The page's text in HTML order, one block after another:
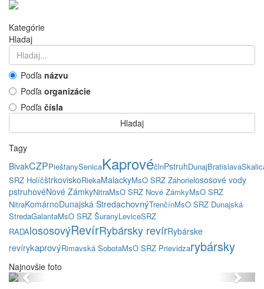
Kategórie
Hladaj
Podľa názvu
Podľa organizácie
Podľa čísla
Hladaj
Tagy
BivakCZPPieštanySenicaKaprovéčlnPstruhDunajBratislava
SRZ HolíčštrkoviskoRiekaMalackyMsO SRZ Záhorielososové vody
pstruhovéNové ZámkyNitraMsO SRZ Nové ZámkyMsO SRZ
NitraKomárnoDunajská StredachovnýTrenčínMsO SRZ Dunajská
StredaGalantaMsO SRZ ŠuranyLeviceSRZ
RADAlososovýRevírRybársky revírRybárske
revírykaprovýRimavská SobotaMsO SRZ Prievidzarybársky
Najnovšie foto
Previous Next